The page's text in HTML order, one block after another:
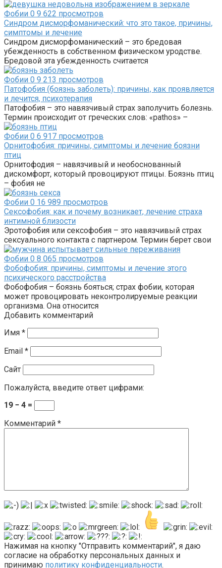
Фобии 0 9 622 просмотров
Синдром дисморфоманический: что это такое, причины,
симптомы и лечение
Синдром дисморфоманический – это бредовая
убежденность в собственном физическом уродстве.
Бредовой эта убежденность считается
Фобии 0 9 213 просмотров
Патофобия (боязнь заболеть): причины, как проявляется
и лечится, психотерапия
Патофобия – это навязчивый страх заполучить болезнь.
Термин происходит от греческих слов: «pathos» –
Фобии 0 6 917 просмотров
Орнитофобия: причины, симптомы и лечение боязни
птиц
Орнитофодия – навязчивый и необоснованный
дискомфорт, который провоцируют птицы. Боязнь птиц
– фобия не
Фобии 0 16 989 просмотров
Сексофобия: как и почему возникает, лечение страха
интимной близости
Эротофобия или сексофобия – это навязчивый страх
сексуального контакта с партнером. Термин берет свои
Фобии 0 8 065 просмотров
Фобофобия: причины, симптомы и лечение этого
психического расстройства
Фобофобия – боязнь бояться; страх фобии, которая
может провоцировать неконтролируемые реакции
организма. Она относится
Добавить комментарий
Имя *
Email *
Сайт
Пожалуйста, введите ответ цифрами:
19 − 4 =
Комментарий *
Нажимая на кнопку "Отправить комментарий", я даю
согласие на обработку персональных данных и
принимаю политику конфиденциальности.